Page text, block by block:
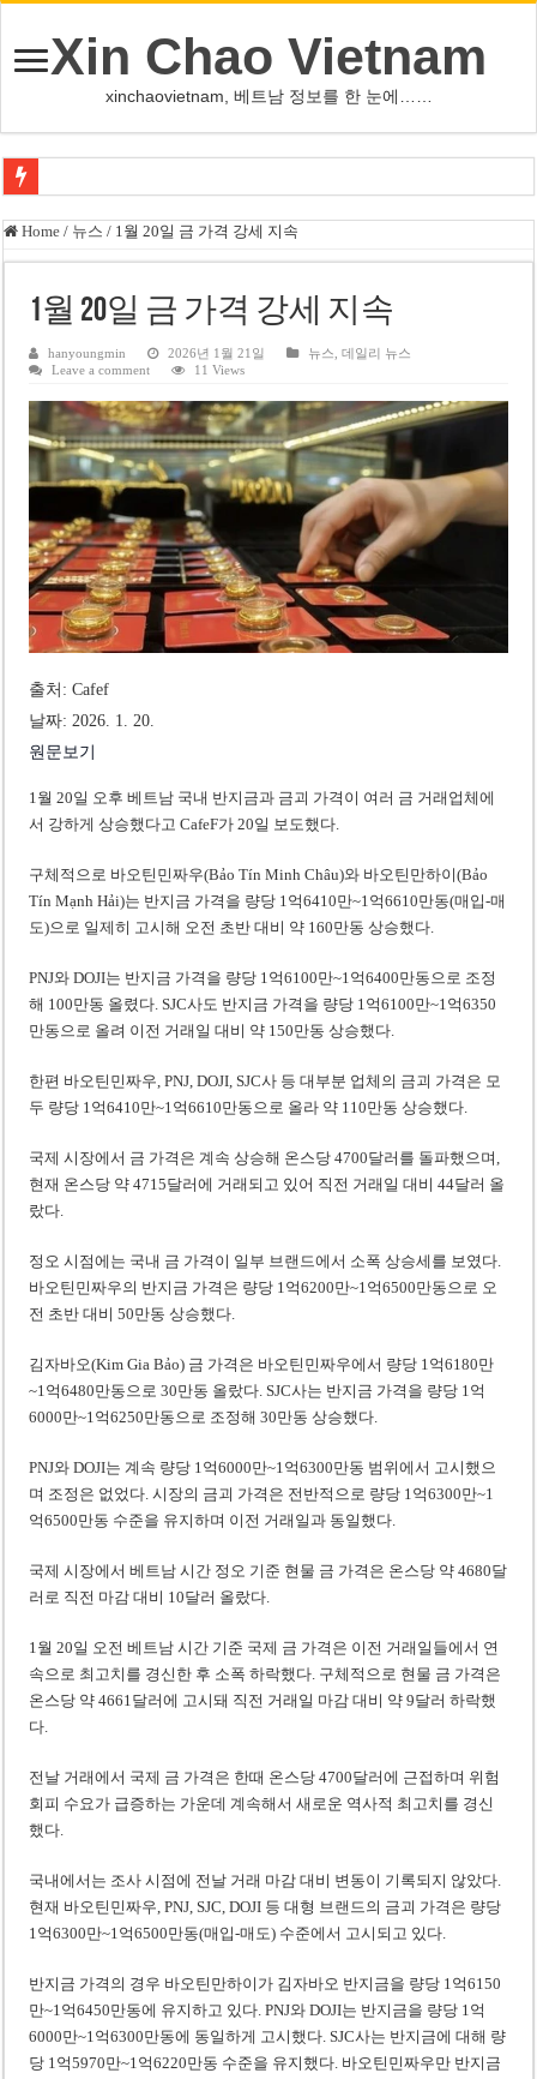
Xin Chao Vietnam
xinchaovietnam, 베트남 정보를 한 눈에……
오덕 목사, 32년 베트남 삶 담은 첫 디카시집 ‘한 컷의 서정’ 출간
베트남 화학·플라스틱 기업 납세 상위 10곳 공개…절반은 국영기업
MWG 대표 “올해 이익 목표 9조2천억동, 2~3개월 조기 달성 자신”
미화원 쪽방 휴게실 논란…허리도 못 펴는 열악한 환경
호찌민시, 올해 국경절 연휴 5일 연속 휴무 확정… 8월 29일~9월 2일
우크라이나 전황 1,623일: 키이우, 탄도미사일 요격 실패…드론, 모스크바 집
호찌민 Đá Đỏ 수로 정비 사업, 2026년 말 완공 목표
미 국방부, 육군 참모총장 임명 난항
조세심판원, 배우 유연석 30억 세금 불복 청구 기각
Home / 뉴스 / 1월 20일 금 가격 강세 지속
1월 20일 금 가격 강세 지속
hanyoungmin 2026년 1월 21일 뉴스 ,데일리 뉴스
Leave a comment
11 Views
출처: Cafef
날짜: 2026. 1. 20.
원문보기
1월 20일 오후 베트남 국내 반지금과 금괴 가격이 여러 금 거래업체에
서 강하게 상승했다고 CafeF가 20일 보도했다.
구체적으로 바오틴민짜우(Bảo Tín Minh Châu)와 바오틴만하이(Bảo
Tín Mạnh Hải)는 반지금 가격을 량당 1억6410만~1억6610만동(매입-매
도)으로 일제히 고시해 오전 초반 대비 약 160만동 상승했다.
PNJ와 DOJI는 반지금 가격을 량당 1억6100만~1억6400만동으로 조정
해 100만동 올렸다. SJC사도 반지금 가격을 량당 1억6100만~1억6350
만동으로 올려 이전 거래일 대비 약 150만동 상승했다.
한편 바오틴민짜우, PNJ, DOJI, SJC사 등 대부분 업체의 금괴 가격은 모
두 량당 1억6410만~1억6610만동으로 올라 약 110만동 상승했다.
국제 시장에서 금 가격은 계속 상승해 온스당 4700달러를 돌파했으며,
현재 온스당 약 4715달러에 거래되고 있어 직전 거래일 대비 44달러 올
랐다.
정오 시점에는 국내 금 가격이 일부 브랜드에서 소폭 상승세를 보였다.
바오틴민짜우의 반지금 가격은 량당 1억6200만~1억6500만동으로 오
전 초반 대비 50만동 상승했다.
김자바오(Kim Gia Bảo) 금 가격은 바오틴민짜우에서 량당 1억6180만
~1억6480만동으로 30만동 올랐다. SJC사는 반지금 가격을 량당 1억
6000만~1억6250만동으로 조정해 30만동 상승했다.
PNJ와 DOJI는 계속 량당 1억6000만~1억6300만동 범위에서 고시했으
며 조정은 없었다. 시장의 금괴 가격은 전반적으로 량당 1억6300만~1
억6500만동 수준을 유지하며 이전 거래일과 동일했다.
국제 시장에서 베트남 시간 정오 기준 현물 금 가격은 온스당 약 4680달
러로 직전 마감 대비 10달러 올랐다.
1월 20일 오전 베트남 시간 기준 국제 금 가격은 이전 거래일들에서 연
속으로 최고치를 경신한 후 소폭 하락했다. 구체적으로 현물 금 가격은
온스당 약 4661달러에 고시돼 직전 거래일 마감 대비 약 9달러 하락했
다.
전날 거래에서 국제 금 가격은 한때 온스당 4700달러에 근접하며 위험
회피 수요가 급증하는 가운데 계속해서 새로운 역사적 최고치를 경신
했다.
국내에서는 조사 시점에 전날 거래 마감 대비 변동이 기록되지 않았다.
현재 바오틴민짜우, PNJ, SJC, DOJI 등 대형 브랜드의 금괴 가격은 량당
1억6300만~1억6500만동(매입-매도) 수준에서 고시되고 있다.
반지금 가격의 경우 바오틴만하이가 김자바오 반지금을 량당 1억6150
만~1억6450만동에 유지하고 있다. PNJ와 DOJI는 반지금을 량당 1억
6000만~1억6300만동에 동일하게 고시했다. SJC사는 반지금에 대해 량
당 1억5970만~1억6220만동 수준을 유지했다. 바오틴민짜우만 반지금